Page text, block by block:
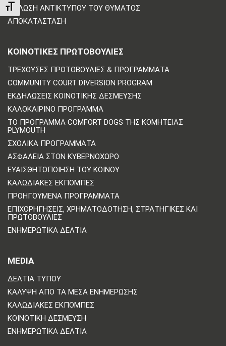
TOGGLE FONT SIZE
ΔΉΛΩΣΗ ΑΝΤΙΚΤΎΠΟΥ ΤΟΥ ΘΎΜΑΤΟΣ
ΑΠΟΚΑΤΆΣΤΑΣΗ
ΚΟΙΝΟΤΙΚΈΣ ΠΡΩΤΟΒΟΥΛΊΕΣ
ΤΡΈΧΟΥΣΕΣ ΠΡΩΤΟΒΟΥΛΊΕΣ & ΠΡΟΓΡΆΜΜΑΤΑ
COMMUNITY COURT DIVERSION PROGRAM
ΕΚΔΗΛΏΣΕΙΣ ΚΟΙΝΟΤΙΚΉΣ ΔΈΣΜΕΥΣΗΣ
ΚΑΛΟΚΑΙΡΙΝΌ ΠΡΌΓΡΑΜΜΑ
ΤΟ ΠΡΌΓΡΑΜΜΑ COMFORT DOGS ΤΗΣ ΚΟΜΗΤΕΊΑΣ
PLYMOUTH
ΣΧΟΛΙΚΆ ΠΡΟΓΡΆΜΜΑΤΑ
ΑΣΦΆΛΕΙΑ ΣΤΟΝ ΚΥΒΕΡΝΟΧΏΡΟ
ΕΥΑΙΣΘΗΤΟΠΟΊΗΣΗ ΤΟΥ ΚΟΙΝΟΎ
ΚΑΛΩΔΙΑΚΈΣ ΕΚΠΟΜΠΈΣ
ΠΡΟΗΓΟΎΜΕΝΑ ΠΡΟΓΡΆΜΜΑΤΑ
ΕΠΙΧΟΡΗΓΉΣΕΙΣ, ΧΡΗΜΑΤΟΔΌΤΗΣΗ, ΣΤΡΑΤΗΓΙΚΈΣ ΚΑΙ
ΠΡΩΤΟΒΟΥΛΊΕΣ
ΕΝΗΜΕΡΩΤΙΚΆ ΔΕΛΤΊΑ
MEDIA
ΔΕΛΤΊΑ ΤΎΠΟΥ
ΚΆΛΥΨΗ ΑΠΌ ΤΑ ΜΈΣΑ ΕΝΗΜΈΡΩΣΗΣ
ΚΑΛΩΔΙΑΚΈΣ ΕΚΠΟΜΠΈΣ
ΚΟΙΝΟΤΙΚΉ ΔΈΣΜΕΥΣΗ
ΕΝΗΜΕΡΩΤΙΚΆ ΔΕΛΤΊΑ